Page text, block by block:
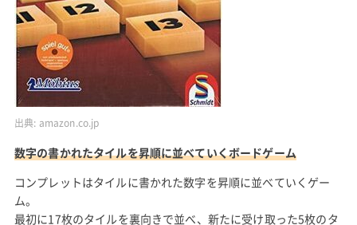
出典: amazon.co.jp
数字の書かれたタイルを昇順に並べていくボードゲーム
コンプレットはタイルに書かれた数字を昇順に並べていくゲー
ム。
最初に17枚のタイルを裏向きで並べ、新たに受け取った5枚のタ